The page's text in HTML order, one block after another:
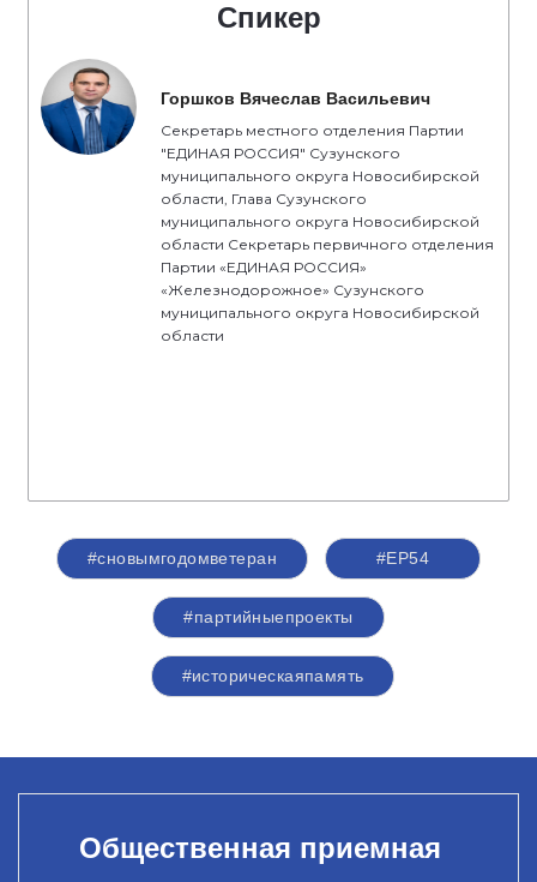
Спикер
Горшков Вячеслав Васильевич
Секретарь местного отделения Партии
"ЕДИНАЯ РОССИЯ" Сузунского
муниципального округа Новосибирской
области, Глава Сузунского
муниципального округа Новосибирской
области Секретарь первичного отделения
Партии «ЕДИНАЯ РОССИЯ»
«Железнодорожное» Сузунского
муниципального округа Новосибирской
области
#сновымгодомветеран #ЕР54
#партийныепроекты
#историческаяпамять
Общественная приемная